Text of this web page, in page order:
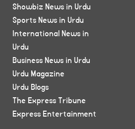
Showbiz News in Urdu
Sports News in Urdu
International News in
Urdu
Business News in Urdu
Urdu Magazine
Urdu Blogs
The Express Tribune
Express Entertainment